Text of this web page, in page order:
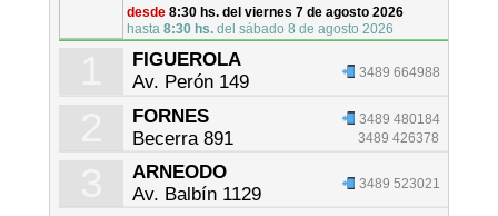
desde8:30 hs. del viernes 7 de agosto 2026
hasta8:30 hs. del sábado 8 de agosto 2026
FIGUEROLA
Av. Perón 149
3489 664988
FORNES
Becerra 891
3489 480184
3489 426378
ARNEODO
Av. Balbín 1129
3489 523021